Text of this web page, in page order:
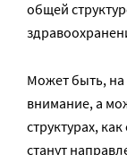
общей
Может быть, на
внимание, а
структурах,
станут